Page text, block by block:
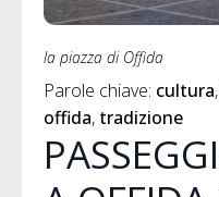
la piazza di Offida
Parole chiave: cultura
offida tradizione